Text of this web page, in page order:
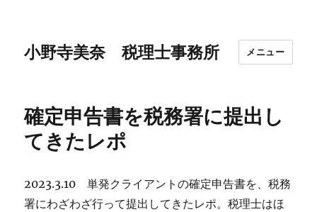
小野寺美奈 税理士事務所 メニュー
確定申告書を税務署に提出し
てきたレポ
2023.3.10 単発クライアントの確定申告書を、税務
署にわざわざ行って提出してきたレポ。税理士はほ